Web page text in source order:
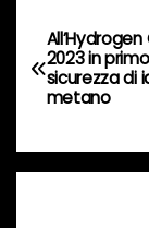
o
…
N
a
v
i
2023 in
sicurezza di
metano